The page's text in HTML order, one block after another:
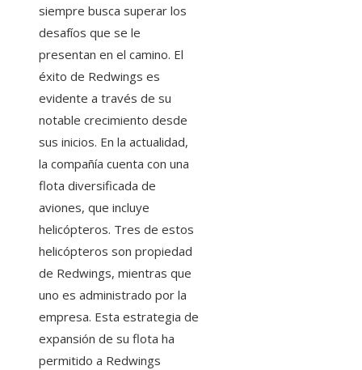
siempre busca superar los
desafíos que se le
presentan en el camino. El
éxito de Redwings es
evidente a través de su
notable crecimiento desde
sus inicios. En la actualidad,
la compañía cuenta con una
flota diversificada de
aviones, que incluye
helicópteros. Tres de estos
helicópteros son propiedad
de Redwings, mientras que
uno es administrado por la
empresa. Esta estrategia de
expansión de su flota ha
permitido a Redwings